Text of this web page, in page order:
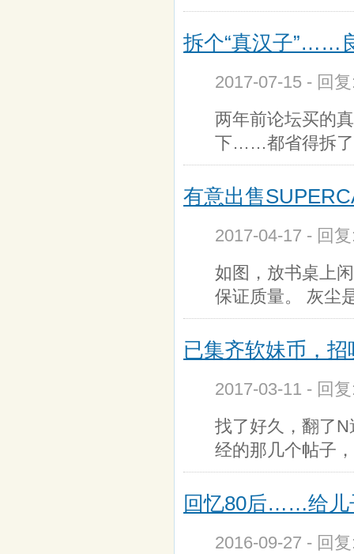
拆个“真汉子”……
2017-07-15 - 回
两年前论坛买的
下……都省得拆
有意出售
2017-04-17 - 回
如图，放书桌上
保证质量。 灰尘
已集齐软妹币，
2017-03-11 - 回
找了好久，翻
经的那几个帖子
回忆80后……给
2016-09-27 - 回